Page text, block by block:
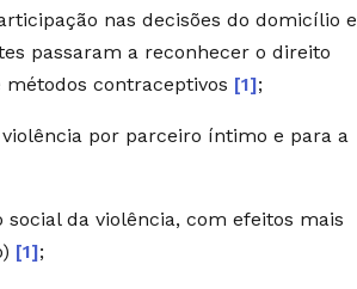
nas decisões do domicílio e
passaram a reconhecer o direito
contraceptivos [1];
por parceiro íntimo e para a
da violência, com efeitos mais
[1];